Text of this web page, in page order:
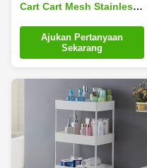
Cart Cart Mesh Stainless
dengan Roda
Ajukan Pertanyaan
Sekarang